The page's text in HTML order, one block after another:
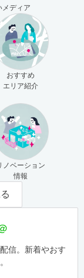
メディア
おすすめ
エリア紹介
ノベーション
情報
信。新着やおす